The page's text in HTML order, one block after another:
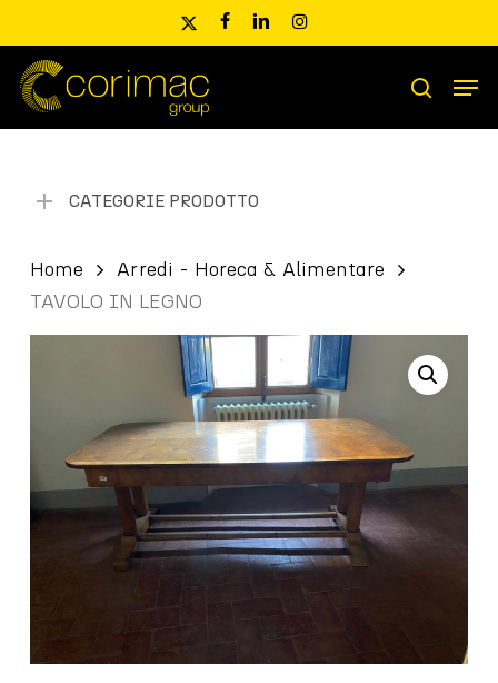
main
content
x-
facebooklinkedininstagram
Ricerca
prodotti
search
CATEGORIE PRODOTTO
Home
Arredi - Horeca & Alimentare
TAVOLO IN LEGNO